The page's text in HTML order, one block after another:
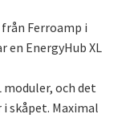
Ferroamp i
en EnergyHub XL
och det
skåpet. Maximal